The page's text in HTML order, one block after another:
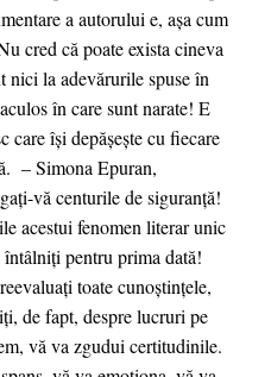
a autorului e, așa cum
cred că poate exista cineva
nici la adevărurile spuse în
în care sunt narate! E
care își depășește cu fiecare
– Simona Epuran,
vă centurile de siguranță!
acestui fenomen literar unic
pentru prima dată!
toate cunoștințele,
de fapt, despre lucruri pe
vă va zgudui certitudinile.